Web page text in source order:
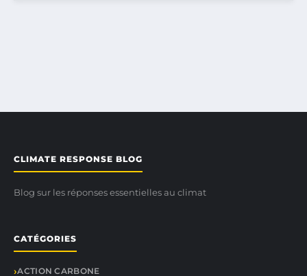
CLIMATE RESPONSE BLOG
Blog sur les réponses essentielles au climat
CATÉGORIES
ACTION CARBONE